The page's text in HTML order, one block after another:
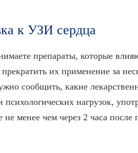
к УЗИ сердца
препараты, которые
их применение за
сообщить, какие
психологических нагрузок,
не менее чем через 2 часа